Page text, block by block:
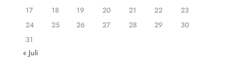
17
18 19 20 21 22
23
24
25 26 27 28 29
30
31
« Juli